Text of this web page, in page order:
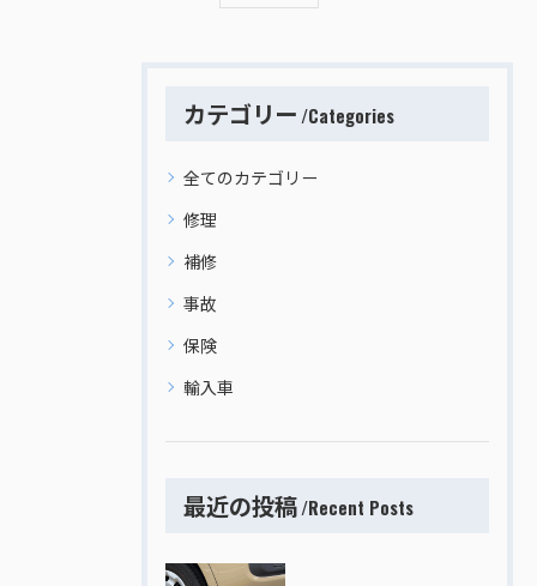
カテゴリー Categories
全てのカテゴリー
修理
補修
事故
保険
輸入車
最近の投稿 Recent Posts